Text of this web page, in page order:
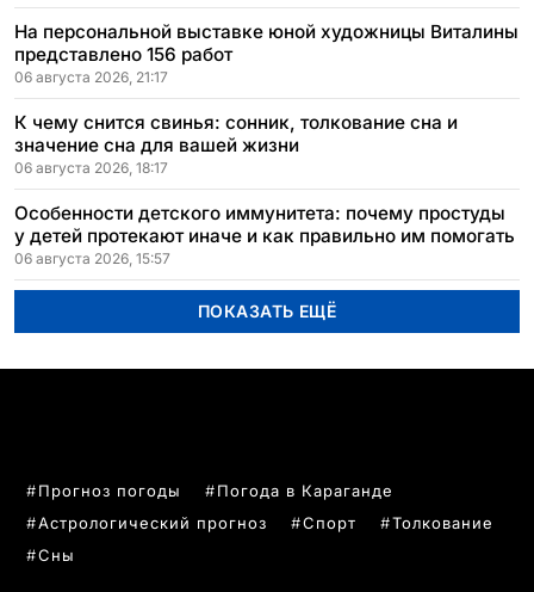
На персональной выставке юной художницы Виталины
представлено 156 работ
06 августа 2026, 21:17
К чему снится свинья: сонник, толкование сна и
значение сна для вашей жизни
06 августа 2026, 18:17
Особенности детского иммунитета: почему простуды
у детей протекают иначе и как правильно им помогать
06 августа 2026, 15:57
ПОКАЗАТЬ ЕЩЁ
Прогноз погоды
Погода в Караганде
Астрологический прогноз
Спорт
Толкование
Сны